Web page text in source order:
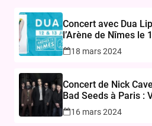
Concert avec Dua
l’Arène de Nîmes le
juin 2024 – Réservez
Billets
18 mars 2024
Concert de Nick
Bad Seeds à Paris :
une Expérience
à l’Accor Arena le 17
16 mars 2024